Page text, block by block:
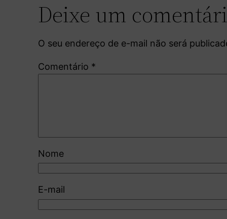
Deixe um
O seu endereço de e-mail não será
Comentário *
Nome
E-mail